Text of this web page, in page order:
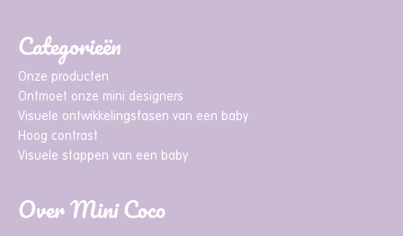
Categorieën
Onze producten
Ontmoet onze mini designers
Visuele ontwikkelingsfasen van een baby
Hoog contrast
Visuele stappen van een baby
Over Mini Coco